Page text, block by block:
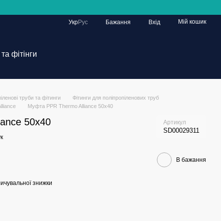
УкрРус Бажання Вхід Мій кошик
фітінги
труби та фітинги
Фітинги для поліпропіленових труб
Муфта PPR Thermo Alliance 50х40
50х40 Артикул
SD00029311
В бажання
знижки